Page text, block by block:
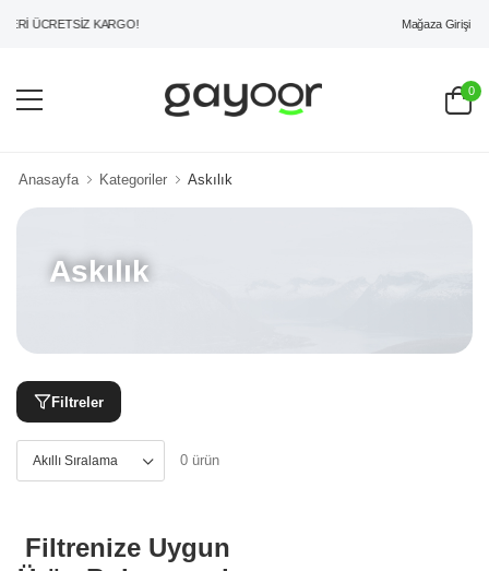
ÜCRETSİZ KARGO! Mağaza Girişi
0
Anasayfa Kategoriler Askılık
Askılık
Filtreler
0 ürün